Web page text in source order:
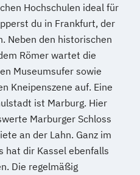
Hochschulen ideal für
du in Frankfurt, der
Neben den historischen
Römer wartet die
Museumsufer sowie
Kneipenszene auf. Eine
ist Marburg. Hier
Marburger Schloss
an der Lahn. Ganz im
hat dir Kassel ebenfalls
Die regelmäßig